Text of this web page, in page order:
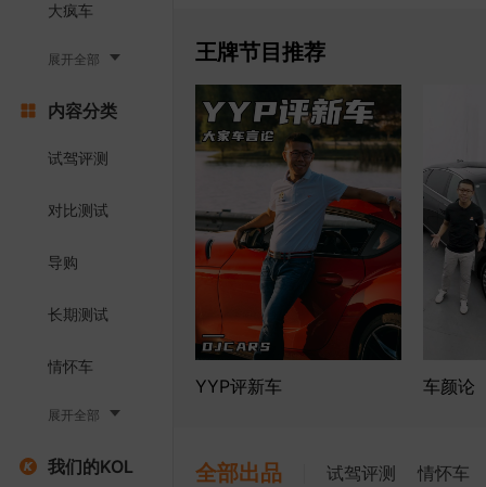
大疯车
展开全部
内容分类
试驾评测
对比测试
导购
长期测试
情怀车
展开全部
我们的KOL
王牌节目推荐
YYP评新车 车颜论
全部出品 试驾评测 情怀车